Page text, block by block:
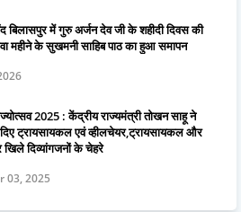
बिलासपुर में गुरु अर्जन देव जी के शहीदी दिवस की
महीने के सुखमनी साहिब पाठ का हुआ समापन
2025 : केंद्रीय राज्यमंत्री तोखन साहू ने
दिए ट्रायसायकल एवं व्हीलचेयर,ट्रायसायकल और
खिले दिव्यांगजनों के चेहरे
03, 2025